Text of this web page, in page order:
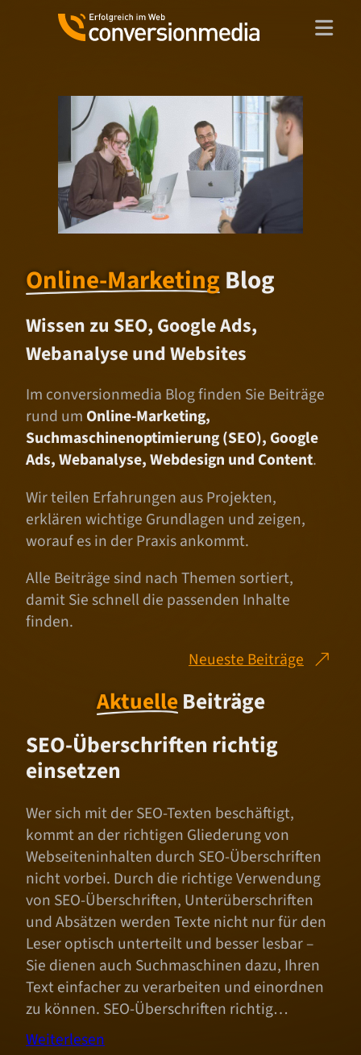
Online-Marketing Blog
Wissen zu SEO, Google Ads,
Webanalyse und Websites
Im conversionmedia Blog finden Sie Beiträge
rund um Online-Marketing,
Suchmaschinenoptimierung (SEO), Google
Ads, Webanalyse, Webdesign und Content.
Wir teilen Erfahrungen aus Projekten,
erklären wichtige Grundlagen und zeigen,
worauf es in der Praxis ankommt.
Alle Beiträge sind nach Themen sortiert,
damit Sie schnell die passenden Inhalte
finden.
Neueste Beiträge
AktuelleBeiträge
SEO-Überschriften richtig
einsetzen
Wer sich mit der SEO-Texten beschäftigt,
kommt an der richtigen Gliederung von
Webseiteninhalten durch SEO-Überschriften
nicht vorbei. Durch die richtige Verwendung
von SEO-Überschriften, Unterüberschriften
und Absätzen werden Texte nicht nur für den
Leser optisch unterteilt und besser lesbar –
Sie dienen auch Suchmaschinen dazu, Ihren
Text einfacher zu verarbeiten und einordnen
zu können. SEO-Überschriften richtig…
Weiterlesen